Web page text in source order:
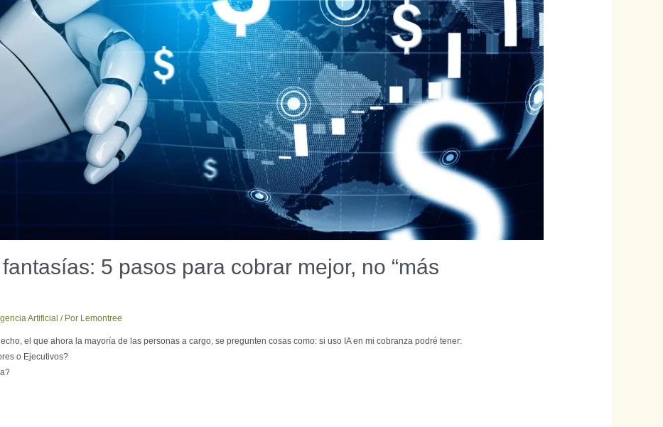
5 pasos para cobrar mejor, no “más
Artificial / Por Lemontree
el que ahora la mayoría de las personas a cargo, se pregunten cosas como: si uso IA en mi cobranza podré tener:
o Ejecutivos?